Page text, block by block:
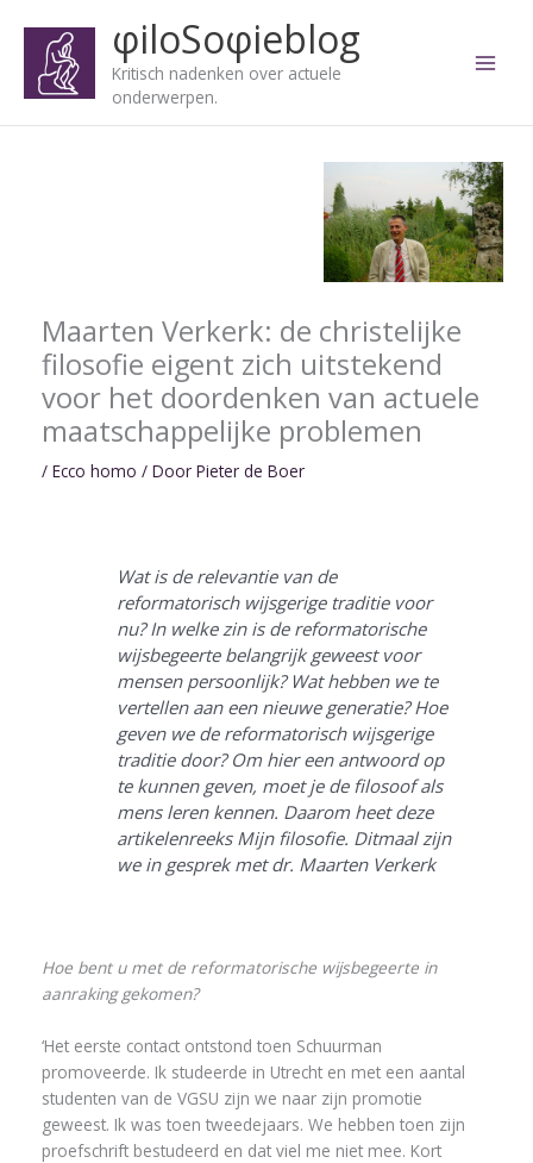
inhoud
φiloSoφieblog
Kritisch nadenken over actuele
onderwerpen.
Maarten Verkerk: de christelijke
filosofie eigent zich uitstekend
voor het doordenken van actuele
maatschappelijke problemen
/ Ecco homo / Door Pieter de Boer
Wat is de relevantie van de
reformatorisch wijsgerige traditie voor
nu? In welke zin is de reformatorische
wijsbegeerte belangrijk geweest voor
mensen persoonlijk? Wat hebben we te
vertellen aan een nieuwe generatie? Hoe
geven we de reformatorisch wijsgerige
traditie door? Om hier een antwoord op
te kunnen geven, moet je de filosoofals
mensleren kennen. Daarom heet deze
artikelenreeks Mijn filosofie. Ditmaal zijn
we in gesprek met dr. Maarten Verkerk
Hoe bent u met de reformatorische wijsbegeerte in
aanraking gekomen?
‘Het eerste contact ontstond toen Schuurman
promoveerde. Ik studeerde in Utrecht en met een aantal
studenten van de VGSU zijn we naar zijn promotie
geweest. Ik was toen tweedejaars. We hebben toen zijn
proefschrift bestudeerd en dat viel me niet mee. Kort